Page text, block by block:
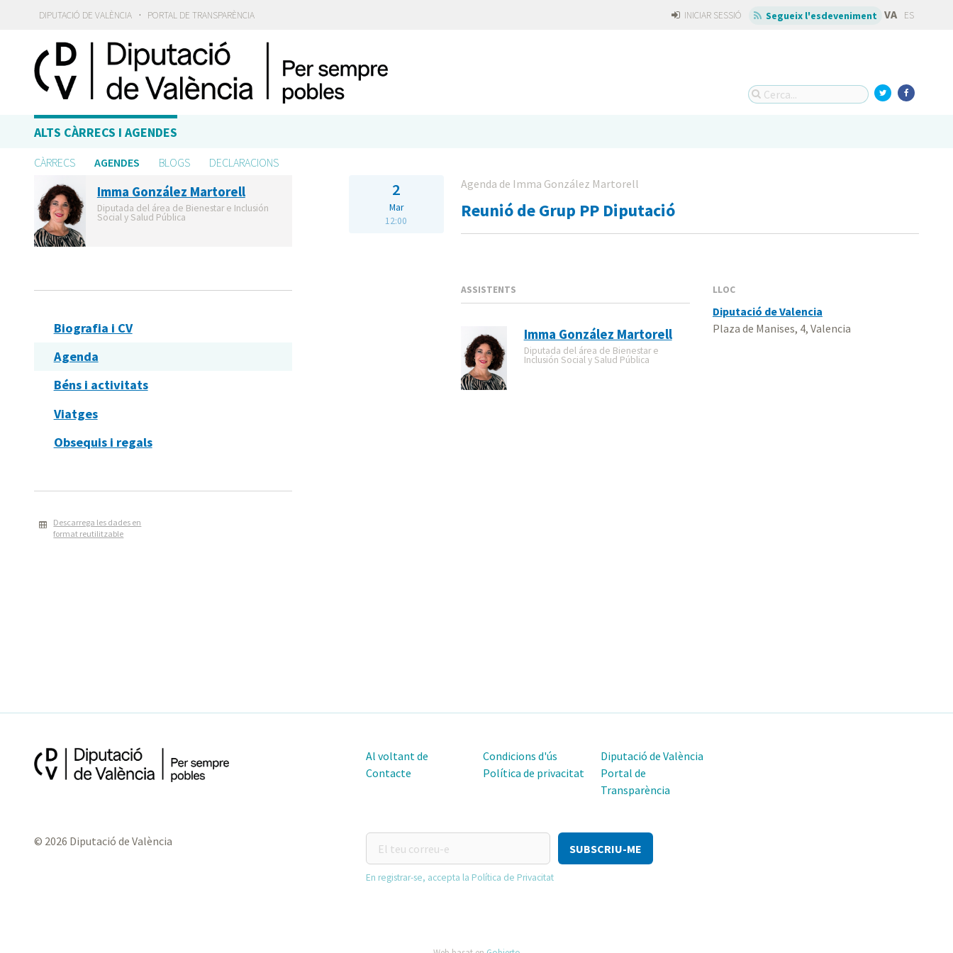
DIPUTACIÓ DE VALÈNCIA · PORTAL DE TRANSPARÈNCIA INICIAR SESSIÓ Segueix l'esdeveniment VA ES
ALTS CÀRRECS I AGENDES
CÀRRECS AGENDES BLOGS DECLARACIONS
Imma González Martorell
Diputada del área de Bienestar e Inclusión
Social y Salud Pública
Biografia i CV
Agenda
Béns i activitats
Viatges
Obsequis i regals
Descarrega les dades en
format reutilitzable
2
Mar
12:00
Agenda de Imma González Martorell
Reunió de Grup PP Diputació
ASSISTENTS
Imma González Martorell
Diputada del área de Bienestar e
Inclusión Social y Salud Pública
LLOC
Diputació de Valencia
Plaza de Manises, 4, Valencia
Al voltant de
Contacte
Condicions d'ús
Política de privacitat
Diputació de València
Portal de
Transparència
© 2026 Diputació de València
teu
correu-
En registrar-se, accepta la Política de Privacitat